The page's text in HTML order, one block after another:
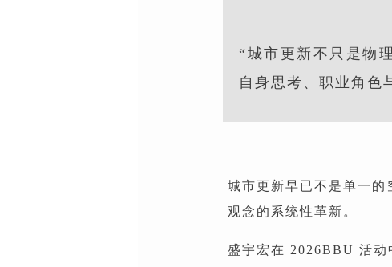
“城市更新不只是物
自身思考、职业角色
城市更新早已不是单一
观念的系统性革新。
盛宇宏在 2026BBU 活动